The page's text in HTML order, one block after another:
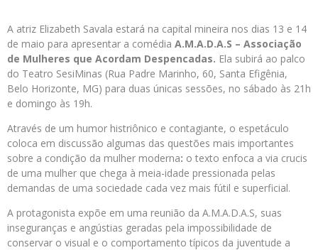
A atriz Elizabeth Savala estará na capital mineira nos dias 13 e 14
de maio para apresentar a comédia A.M.A.D.A.S – Associação
de Mulheres que Acordam Despencadas. Ela subirá ao palco
do Teatro SesiMinas (Rua Padre Marinho, 60, Santa Efigênia,
Belo Horizonte, MG) para duas únicas sessões, no sábado às 21h
e domingo às 19h.
Através de um humor histriônico e contagiante, o espetáculo
coloca em discussão algumas das questões mais importantes
sobre a condição da mulher moderna: o texto enfoca a via crucis
de uma mulher que chega à meia-idade pressionada pelas
demandas de uma sociedade cada vez mais fútil e superficial.
A protagonista expõe em uma reunião da A.M.A.D.A.S, suas
inseguranças e angústias geradas pela impossibilidade de
conservar o visual e o comportamento típicos da juventude a